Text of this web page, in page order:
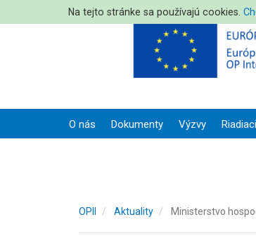
Na tejto stránke sa používajú cookies.
O nás Dokumenty Výzvy
OPII Aktuality Ministerstvo